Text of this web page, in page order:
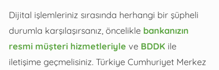
Dijital işlemleriniz sırasında herhangi bir şüpheli
durumla karşılaşırsanız, öncelikle bankanızın
resmi müşteri hizmetleriyle ve BDDKile
iletişime geçmelisiniz. Türkiye Cumhuriyet Merkez